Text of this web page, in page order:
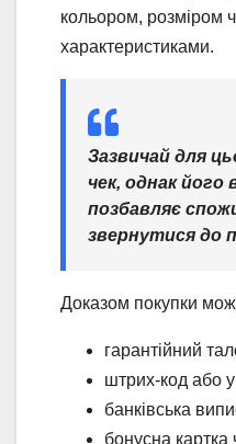
кольором, розміром
характеристиками.
Зазвичай для
чек, однак його
позбавляє
звернутися до
Доказом покупки
гарантійний
штрих-код або
банківська
бонусна картка